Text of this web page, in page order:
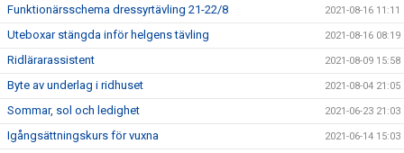
Funktionärsschema dressyrtävling 21-22/8 2021-08-16 11:11
Uteboxar stängda inför helgens tävling 2021-08-16 08:19
Ridlärarassistent 2021-08-09 15:58
Byte av underlag i ridhuset 2021-08-04 21:05
Sommar, sol och ledighet 2021-06-23 21:03
Igångsättningskurs för vuxna 2021-06-14 15:03